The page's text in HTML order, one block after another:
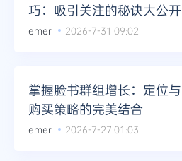
巧：吸引关注的秘诀大公开
emer 2026-7-31 09:02
掌握脸书群组增长：定位与
购买策略的完美结合
emer 2026-7-27 01:03